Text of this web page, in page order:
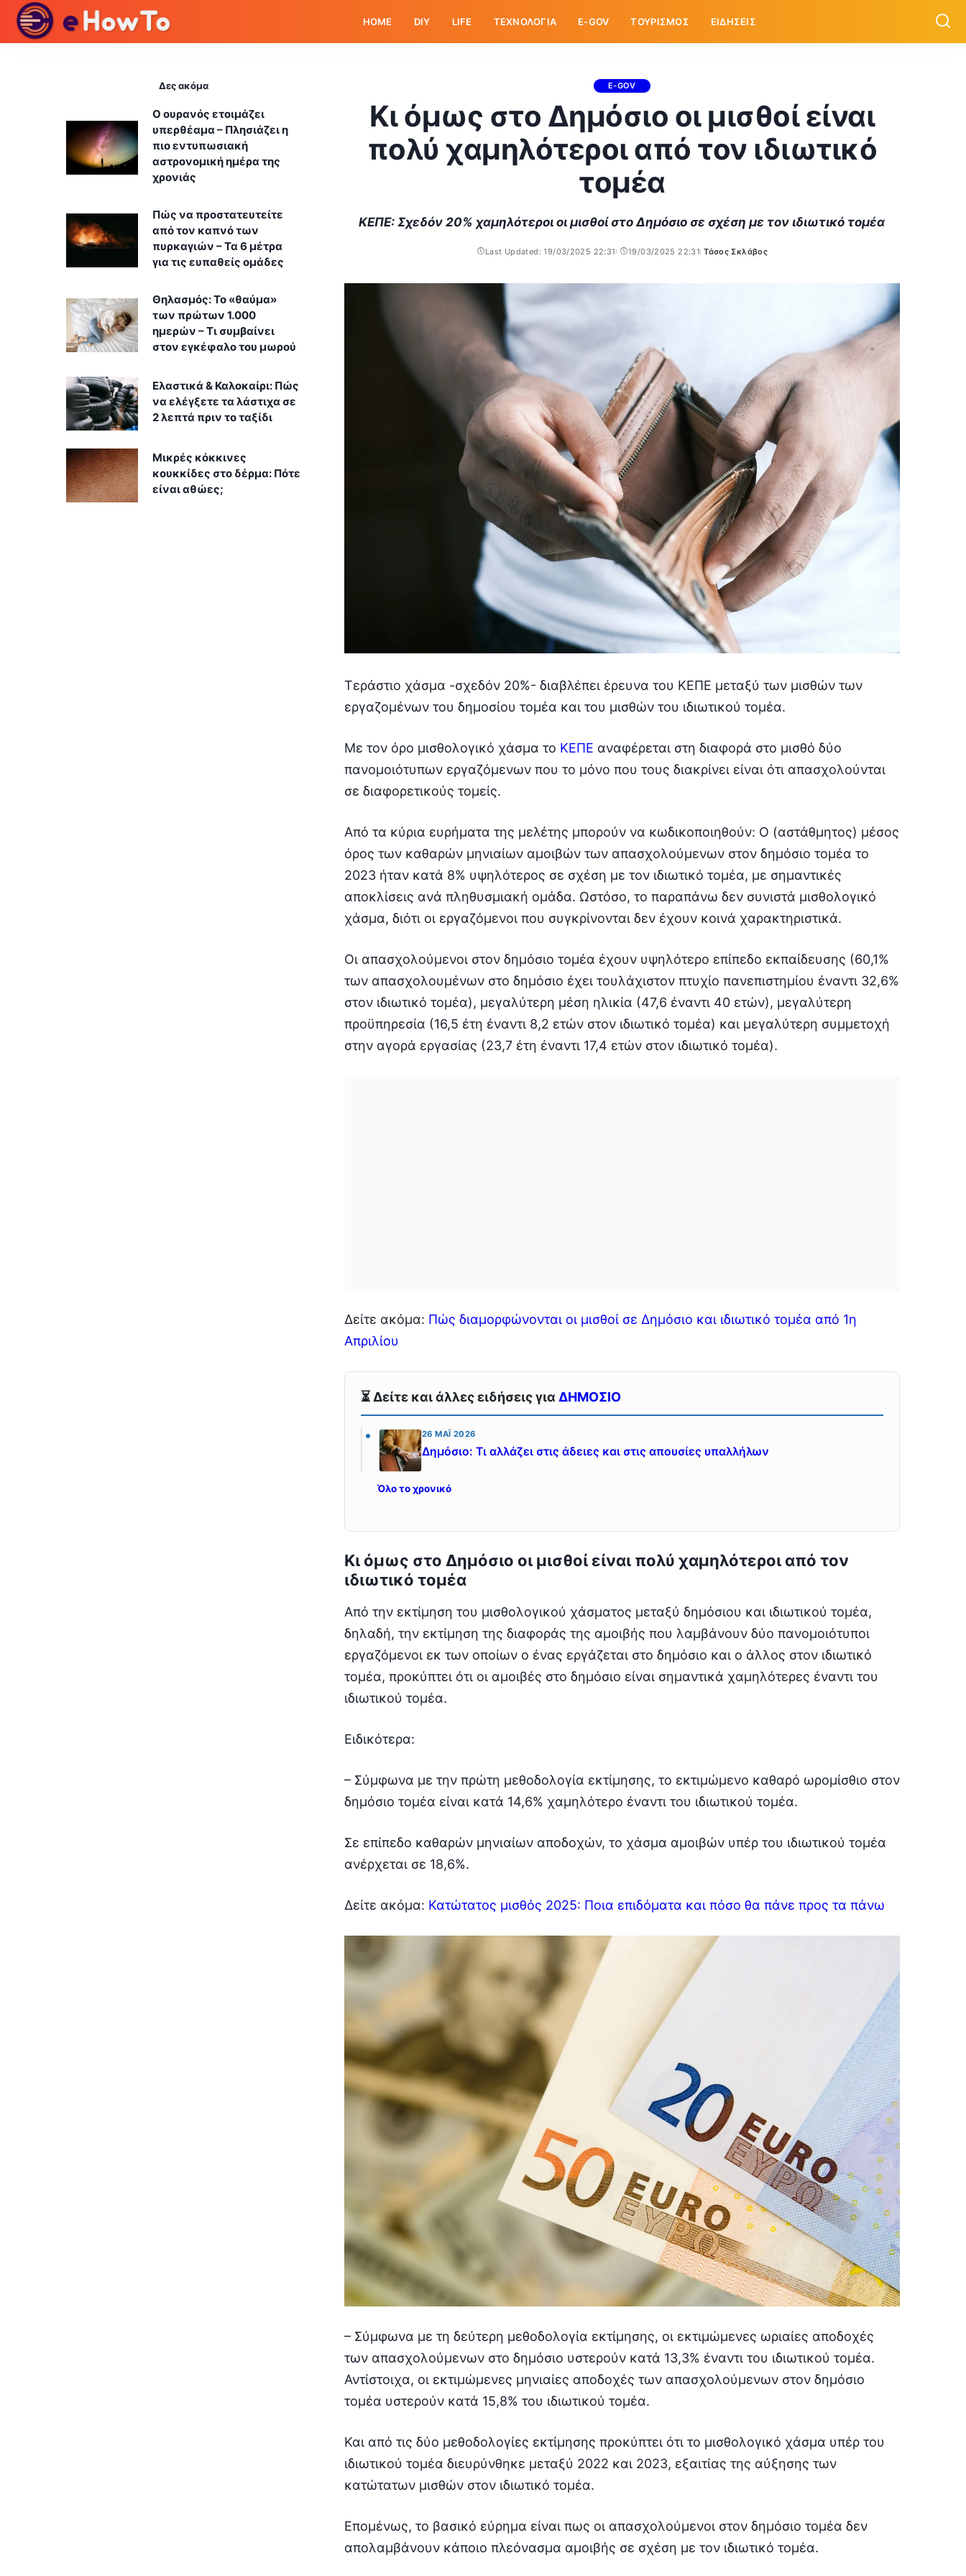
HOME DIY LIFE ΤΕΧΝΟΛΟΓΙΑ E-GOV ΤΟΥΡΙΣΜΟΣ ΕΙΔΗΣΕΙΣ
E-GOV
Κι όμως στο Δημόσιο οι μισθοί είναι
πολύ χαμηλότεροι από τον ιδιωτικό
τομέα
ΚΕΠΕ: Σχεδόν 20% χαμηλότεροι οι μισθοί στο Δημόσιο σε σχέση με τον ιδιωτικό τομέα
Last Updated: 19/03/2025 22:31 19/03/2025 22:31
Posted
Τάσος Σκλάβος
Τεράστιο χάσμα -σχεδόν 20%- διαβλέπει έρευνα του ΚΕΠΕ μεταξύ των μισθών των
εργαζομένων του δημοσίου τομέα και του μισθών του ιδιωτικού τομέα.
Με τον όρο μισθολογικό χάσμα το ΚΕΠΕ αναφέρεται στη διαφορά στο μισθό δύο
πανομοιότυπων εργαζόμενων που το μόνο που τους διακρίνει είναι ότι απασχολούνται
σε διαφορετικούς τομείς.
Από τα κύρια ευρήματα της μελέτης μπορούν να κωδικοποιηθούν: Ο (αστάθμητος) μέσος
όρος των καθαρών μηνιαίων αμοιβών των απασχολούμενων στον δημόσιο τομέα το
2023 ήταν κατά 8% υψηλότερος σε σχέση με τον ιδιωτικό τομέα, με σημαντικές
αποκλίσεις ανά πληθυσμιακή ομάδα. Ωστόσο, το παραπάνω δεν συνιστά μισθολογικό
χάσμα, διότι οι εργαζόμενοι που συγκρίνονται δεν έχουν κοινά χαρακτηριστικά.
Οι απασχολούμενοι στον δημόσιο τομέα έχουν υψηλότερο επίπεδο εκπαίδευσης (60,1%
των απασχολουμένων στο δημόσιο έχει τουλάχιστον πτυχίο πανεπιστημίου έναντι 32,6%
στον ιδιωτικό τομέα), μεγαλύτερη μέση ηλικία (47,6 έναντι 40 ετών), μεγαλύτερη
προϋπηρεσία (16,5 έτη έναντι 8,2 ετών στον ιδιωτικό τομέα) και μεγαλύτερη συμμετοχή
στην αγορά εργασίας (23,7 έτη έναντι 17,4 ετών στον ιδιωτικό τομέα).
Δείτε ακόμα: Πώς διαμορφώνονται οι μισθοί σε Δημόσιο και ιδιωτικό τομέα από 1η
Απριλίου
⏳ Δείτε και άλλες ειδήσεις για ΔΗΜΟΣΙΟ
26 ΜΆΙ 2026
Δημόσιο: Τι αλλάζει στις άδειες και στις απουσίες υπαλλήλων
Όλο το χρονικό
Κι όμως στο Δημόσιο οι μισθοί είναι πολύ χαμηλότεροι από τον
ιδιωτικό τομέα
Από την εκτίμηση του μισθολογικού χάσματος μεταξύ δημόσιου και ιδιωτικού τομέα,
δηλαδή, την εκτίμηση της διαφοράς της αμοιβής που λαμβάνουν δύο πανομοιότυποι
εργαζόμενοι εκ των οποίων ο ένας εργάζεται στο δημόσιο και ο άλλος στον ιδιωτικό
τομέα, προκύπτει ότι οι αμοιβές στο δημόσιο είναι σημαντικά χαμηλότερες έναντι του
ιδιωτικού τομέα.
Ειδικότερα:
– Σύμφωνα με την πρώτη μεθοδολογία εκτίμησης, το εκτιμώμενο καθαρό ωρομίσθιο στον
δημόσιο τομέα είναι κατά 14,6% χαμηλότερο έναντι του ιδιωτικού τομέα.
Σε επίπεδο καθαρών μηνιαίων αποδοχών, το χάσμα αμοιβών υπέρ του ιδιωτικού τομέα
ανέρχεται σε 18,6%.
Δείτε ακόμα: Κατώτατος μισθός 2025: Ποια επιδόματα και πόσο θα πάνε προς τα πάνω
– Σύμφωνα με τη δεύτερη μεθοδολογία εκτίμησης, οι εκτιμώμενες ωριαίες αποδοχές
των απασχολούμενων στο δημόσιο υστερούν κατά 13,3% έναντι του ιδιωτικού τομέα.
Αντίστοιχα, οι εκτιμώμενες μηνιαίες αποδοχές των απασχολούμενων στον δημόσιο
τομέα υστερούν κατά 15,8% του ιδιωτικού τομέα.
Και από τις δύο μεθοδολογίες εκτίμησης προκύπτει ότι το μισθολογικό χάσμα υπέρ του
ιδιωτικού τομέα διευρύνθηκε μεταξύ 2022 και 2023, εξαιτίας της αύξησης των
κατώτατων μισθών στον ιδιωτικό τομέα.
Επομένως, το βασικό εύρημα είναι πως οι απασχολούμενοι στον δημόσιο τομέα δεν
απολαμβάνουν κάποιο πλεόνασμα αμοιβής σε σχέση με τον ιδιωτικό τομέα.
Δες ακόμα
Ο ουρανός ετοιμάζει
υπερθέαμα – Πλησιάζει η
πιο εντυπωσιακή
αστρονομική ημέρα της
χρονιάς
Πώς να προστατευτείτε
από τον καπνό των
πυρκαγιών – Τα 6 μέτρα
για τις ευπαθείς ομάδες
Θηλασμός: Το «θαύμα»
των πρώτων 1.000
ημερών – Τι συμβαίνει
στον εγκέφαλο του μωρού
Ελαστικά & Καλοκαίρι: Πώς
να ελέγξετε τα λάστιχα σε
2 λεπτά πριν το ταξίδι
Μικρές κόκκινες
κουκκίδες στο δέρμα: Πότε
είναι αθώες;